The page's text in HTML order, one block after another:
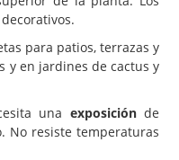
para patios, terrazas y
y en jardines de cactus y
una exposiciónde
No resiste temperaturas